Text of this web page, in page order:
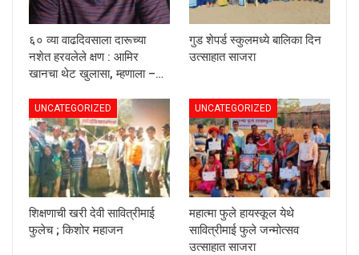
६० व्या वाढदिवसाला दारूच्या
नशेत हरवलेले क्षण : आमिर
खानचा थेट खुलासा, म्हणाला –…
गुड शेपर्ड स्कुलमध्ये बालिका दिन
उत्साहात साजरा
UNCATEGORIZED
शिक्षणाची खरी देवी सावित्रीमाई
फुलेच ; किशोर महाजन
UNCATEGORIZED
महात्मा फुले हायस्कूल येथे
सावित्रीमाई फुले जन्मोत्सव
उत्साहात साजरा